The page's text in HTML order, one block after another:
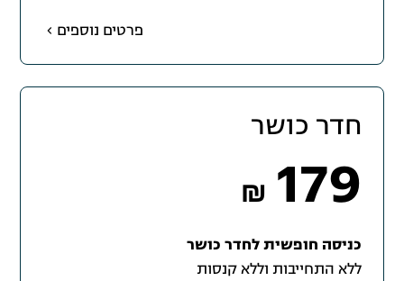
פרטים נוספים
חדר כושר
₪ 179
כניסה חופשית לחדר כושר
ללא התחייבות וללא קנסות